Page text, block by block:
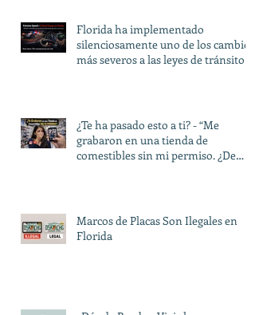
Florida ha implementado
silenciosamente uno de los cambios
más severos a las leyes de tránsito
¿Te ha pasado esto a ti? - “Me
grabaron en una tienda de
comestibles sin mi permiso. ¿De
Marcos de Placas Son Ilegales en
Florida